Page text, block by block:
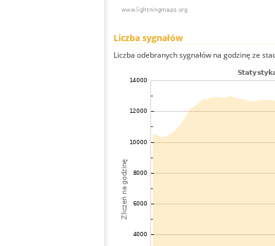
Liczba sygnałów
Liczba odebranych sygnałów na godzinę ze